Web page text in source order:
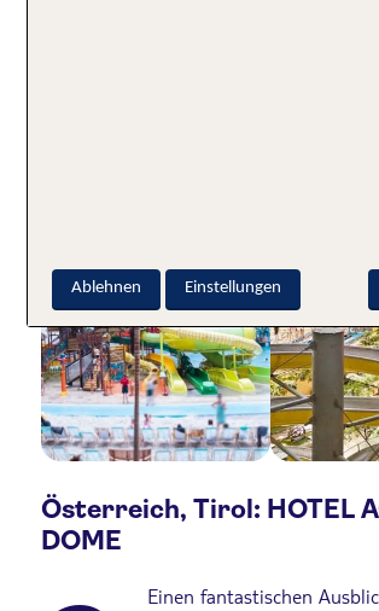
Österreich, Tirol: HOTEL
DOME
Einen fantastischen
Ablehnen Einstellungen